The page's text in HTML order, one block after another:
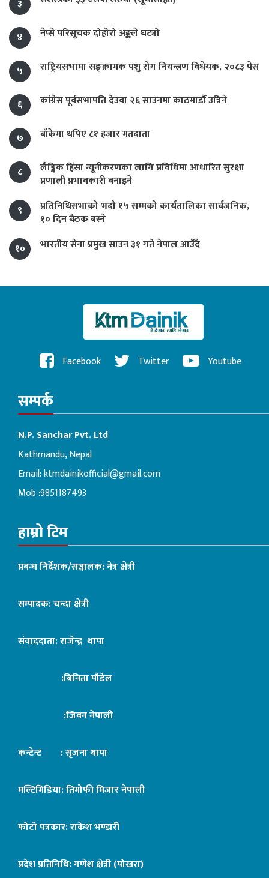
३
४ नेप्से परिसूचक दोहोरो अङ्कले घट्यो
५ राष्ट्रियसभामा सङ्क्रामक पशु रोग नियन्त्रण विधेयक, २०८३ पेस
६ कांग्रेस पूर्वसभापति देउवा २६ साउनमा काठमाडौं उत्रिने
७ बाँकेमा थपिए ८१ हजार मतदाता
८
लैङ्गिक हिंसा न्यूनीकरणका लागि प्रविधिमा आधारित सुरक्षा
प्रणाली प्रभावकारी बनाइने
९
प्रतिनिधिसभाको भदौ १५ सम्मको कार्यतालिका सार्वजनिक,
१० दिन बैठक बस्ने
१०
भारतीय सेना प्रमुख साउन ३१ गते नेपाल आउँदै
Facebook Twitter Youtube
सम्पर्क
N.P. Sanchar Pvt. Ltd
Kathmandu, Nepal
Email:ktmdainikofficial@gmail.com
Mob :9851187493
हाम्रो टिम
प्रबन्ध निर्देशक/सञ्चालक: नेत्र क्षेत्री
सम्पादक: चन्दा क्षेत्री
संवाददाता: राजेन्द्र थापा
:बिनिता पौडेल
:जिबन नेपाली
कन्टेन्ट : सृजना थापा
मल्टिमिडिया: तिमोफी मिजार नेपाली
फोटो पत्रकार: राकेश भण्डारी
प्रदेश प्रतिनिधि: गणेश क्षेत्री (पोखरा)